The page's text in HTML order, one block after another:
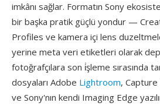
imkânı sağlar. Formatın Sony
bir başka pratik güçlü yondur —
Profiles ve kamera içi lens
yerine meta veri etiketleri olarak
fotoğrafçılara son i̇şleme sırasında
dosyaları Adobe Lightroom,
ve Sony'nın kendi Imaging Edge